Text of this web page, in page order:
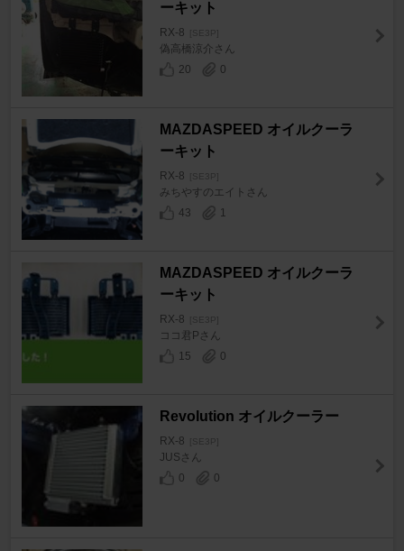
ーキット
RX-8 [SE3P]
偽高橋涼介さん
20
0
MAZDASPEED オイルクーラ
ーキット
RX-8 [SE3P]
みちやすのエイトさん
43
1
MAZDASPEED オイルクーラ
ーキット
RX-8 [SE3P]
ココ君Pさん
15
0
Revolution オイルクーラー
RX-8 [SE3P]
JUSさん
0
0